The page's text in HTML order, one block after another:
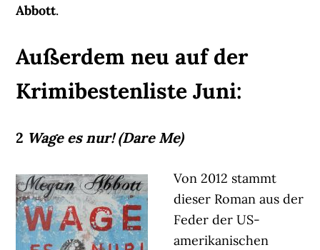
Abbott.
Außerdem neu auf der
Krimibestenliste Juni:
2 Wage es nur! (Dare Me)
Von 2012 stammt
dieser Roman aus der
Feder der US-
amerikanischen